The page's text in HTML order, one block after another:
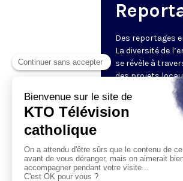
Des reportages
La diversité de
se révèle à
des projets
fragiles, au
l’évangélisation.
le monde.